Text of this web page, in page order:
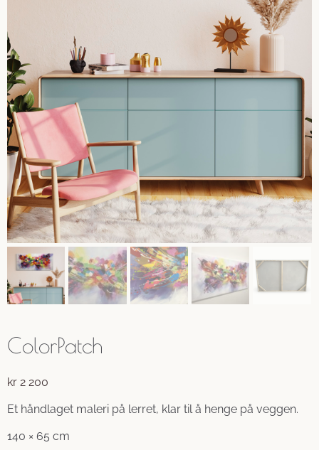
ColorPatch
kr 2 200
Et håndlaget maleri på lerret, klar til å henge på veggen.
140 × 65 cm